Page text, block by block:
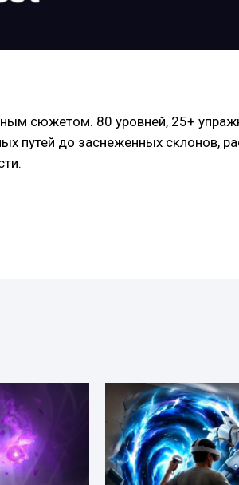
сюжетом. 80 уровней, 25+
путей до заснеженных склонов,